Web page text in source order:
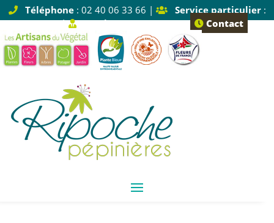
Téléphone: 02 40 06 33 66 | Service particulier:
Tapez 1 |
Service pro: Tapez 2 Contact